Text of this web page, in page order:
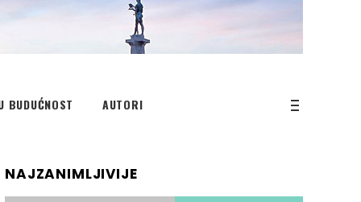
BUDUĆNOST AUTORI
NAJZANIMLJIVIJE